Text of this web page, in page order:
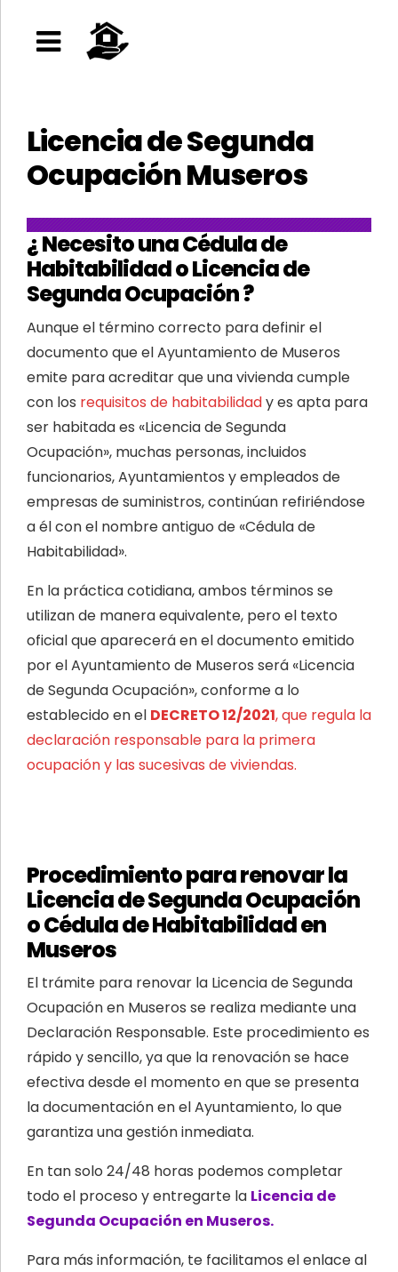
Licencia de Segunda
Ocupación Museros
¿ Necesito una Cédula de
Habitabilidad o Licencia de
Segunda Ocupación ?
Aunque el término correcto para definir el
documento que el Ayuntamiento de Museros
emite para acreditar que una vivienda cumple
con los requisitos de habitabilidady es apta para
ser habitada es «Licencia de Segunda
Ocupación», muchas personas, incluidos
funcionarios, Ayuntamientos y empleados de
empresas de suministros, continúan refiriéndose
a él con el nombre antiguo de «Cédula de
Habitabilidad».
En la práctica cotidiana, ambos términos se
utilizan de manera equivalente, pero el texto
oficial que aparecerá en el documento emitido
por el Ayuntamiento de Museros será «Licencia
de Segunda Ocupación», conforme a lo
establecido en el DECRETO 12/2021, que regula la
declaración responsable para la primera
ocupación y las sucesivas de viviendas.
Procedimiento para renovar la
Licencia de Segunda Ocupación
o Cédula de Habitabilidad en
Museros
El trámite para renovar la Licencia de Segunda
Ocupación en Museros se realiza mediante una
Declaración Responsable. Este procedimiento es
rápido y sencillo, ya que la renovación se hace
efectiva desde el momento en que se presenta
la documentación en el Ayuntamiento, lo que
garantiza una gestión inmediata.
En tan solo 24/48 horas podemos completar
todo el proceso y entregarte la Licencia de
Segunda Ocupación en Museros.
Para más información, te facilitamos el enlace al